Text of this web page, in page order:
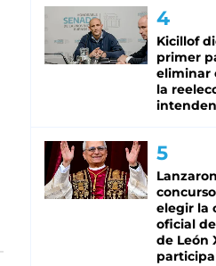
Kicillof
primer
eliminar
la
elegir la
oficial
de León